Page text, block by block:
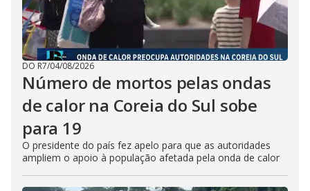
DO R7/04/08/2026
Número de mortos pelas ondas
de calor na Coreia do Sul sobe
para 19
O presidente do país fez apelo para que as autoridades
ampliem o apoio à população afetada pela onda de calor